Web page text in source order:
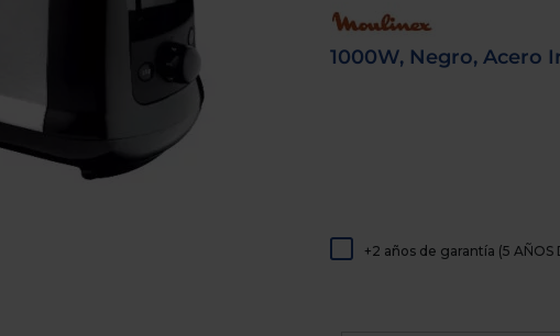
dispositivos
táctiles
pueden
1000W, Negro, Acero
+2 años de garantía (5